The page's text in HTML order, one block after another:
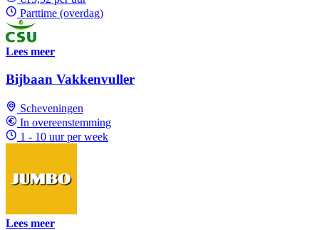
Parttime (overdag)
Lees meer
Bijbaan Vakkenvuller
Scheveningen
In overeenstemming
1 - 10 uur per week
Lees meer